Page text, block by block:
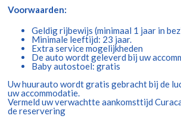
Voorwaarden:
Geldig rijbewijs (minimaal 1 jaar in
Minimale leeftijd: 23 jaar.
Extra service mogelijkheden
De auto wordt geleverd bij uw
Baby autostoel: gratis
Uw huurauto wordt gratis gebracht bij de
uw accommodatie.
Vermeld uw verwachtte aankomsttijd
de reservering